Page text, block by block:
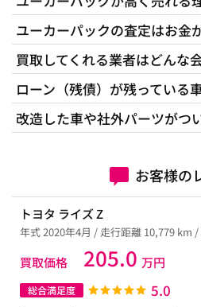
ユーカーパックの査定はお金
買取してくれる業者はどんな
ローン（残債）が残っている
改造した車や社外パーツがつ
お客様の
トヨタ ライズ Z
年式 2020年4月 / 走行距離 10,779 km
買取価格 205.0 万円
総合満足度 5.0